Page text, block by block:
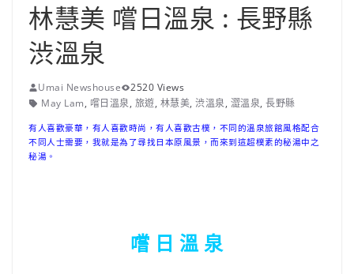
林慧美 嚐日溫泉 : 長野縣
渋溫泉
Umai Newshouse
2520 Views
May Lam, 嚐日溫泉, 旅遊, 林慧美, 渋溫泉, 澀溫泉, 長野縣
有人喜歡豪華，有人喜歡時尚，有人喜歡古樸，不同的溫泉旅館風格配合
不同人士需要，我就是為了尋找日本原風景，而來到這超樸素的秘湯中之
秘湯。
嚐 日 溫 泉